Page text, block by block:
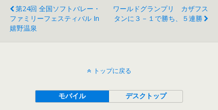
第24回 全国ソフトバレー・
ファミリーフェスティバル In
嬉野温泉
ワールドグランプリ カザフス
タンに３－１で勝ち、５連勝
トップに戻る
モバイル デスクトップ